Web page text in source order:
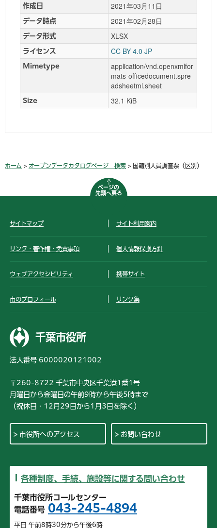
作成日 2021年03月11日
データ時点 2021年02月28日
データ形式 XLSX
ライセンス CC BY 4.0 JP
Mimetype
application/vnd.openxmlfor
mats-officedocument.spre
adsheetml.sheet
Size 32.1 KiB
ホーム > オープンデータカタログページ 検索 > 国籍別人員調査票（区別）
ページの
先頭へ戻る
サイトマップ サイト利用案内
リンク・著作権・免責事項 個人情報保護方針
ウェブアクセシビリティ 携帯サイト
市のプロフィール リンク集
千葉市役所
法人番号 6000020121002
〒260-8722 千葉市中央区千葉港1番1号
月曜日から金曜日の午前9時から午後5時まで
（祝休日・12月29日から1月3日を除く）
市役所へのアクセス お問い合わせ
各種制度、手続、施設等に関する問い合わせ
千葉市役所コールセンター
電話番号 043-245-4894
平日 午前8時30分から午後6時